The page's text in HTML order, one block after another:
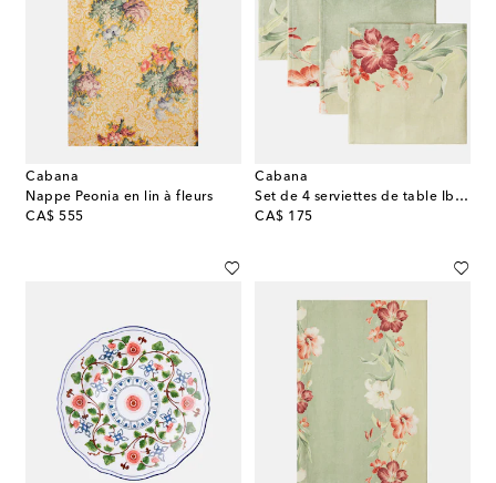
Cabana
Nappe Peonia en lin à fleurs
CA$ 555
original price
Cabana
Set de 4 serviettes de table Ibiscus en lin
CA$ 175
original price